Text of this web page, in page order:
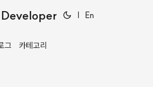
| En
그 카테고리